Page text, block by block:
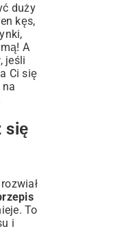
duży
kęs,
A
jeśli
Ci się
na
się
To
i